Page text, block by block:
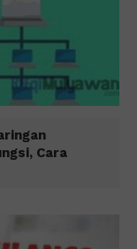
Cara